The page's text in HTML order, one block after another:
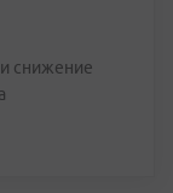
снижение